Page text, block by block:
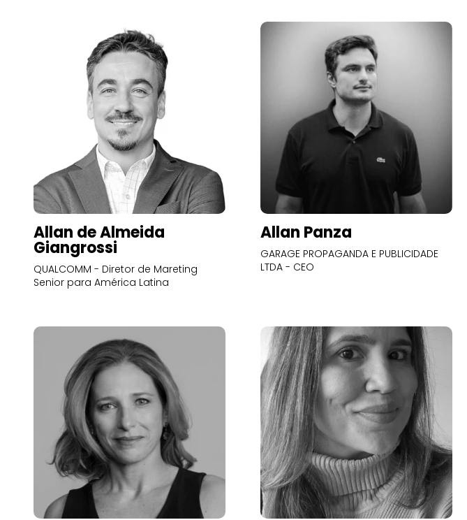
Allan de Almeida
Giangrossi
QUALCOMM - Diretor de Mareting
Senior para América Latina
Allan Panza
GARAGE PROPAGANDA E PUBLICIDADE
LTDA - CEO